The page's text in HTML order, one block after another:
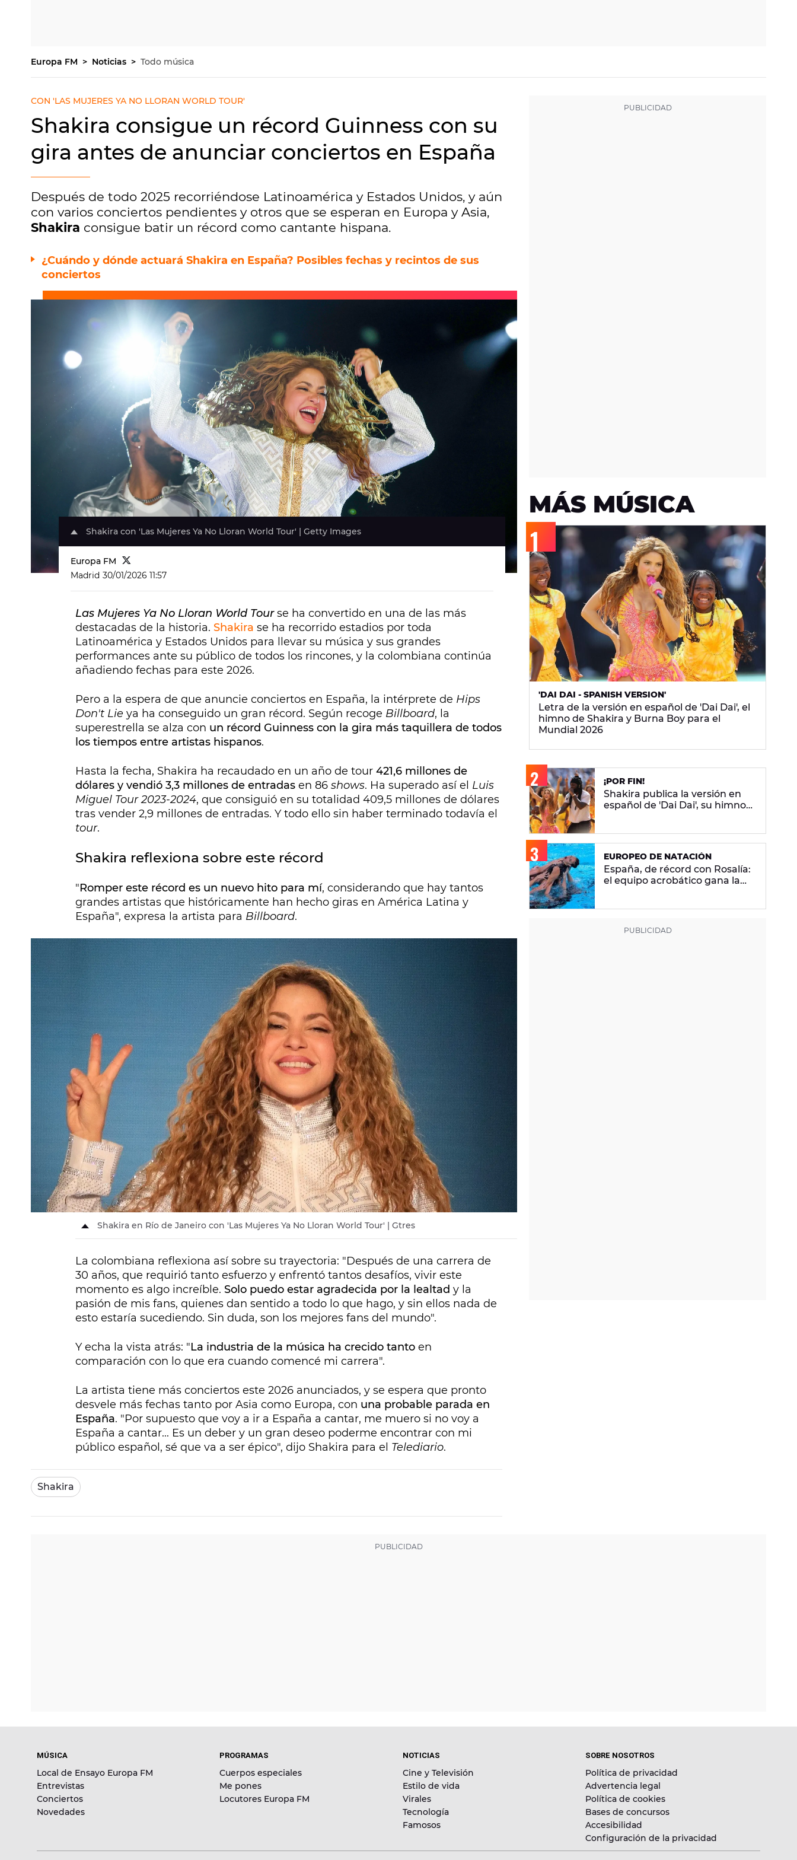
Europa FM Noticias Todo música
CON 'LAS MUJERES YA NO LLORAN WORLD TOUR'
Shakira consigue un récord Guinness con su
gira antes de anunciar conciertos en España
Después de todo 2025 recorriéndose Latinoamérica y Estados Unidos, y aún
con varios conciertos pendientes y otros que se esperan en Europa y Asia,
Shakira consigue batir un récord como cantante hispana.
¿Cuándo y dónde actuará Shakira en España? Posibles fechas y recintos de sus
conciertos
Shakira con 'Las Mujeres Ya No Lloran World Tour' | Getty Images
Europa FM
Madrid 30/01/2026 11:57
Las Mujeres Ya No Lloran World Tourse ha convertido en una de las más
destacadas de la historia. Shakira se ha recorrido estadios por toda
Latinoamérica y Estados Unidos para llevar su música y sus grandes
performances ante su público de todos los rincones, y la colombiana continúa
añadiendo fechas para este 2026.
Pero a la espera de que anuncie conciertos en España, la intérprete de Hips
Don't Lie ya ha conseguido un gran récord. Según recoge Billboard, la
superestrella se alza con un récord Guinness con la gira más taquillera de todos
los tiempos entre artistas hispanos.
Hasta la fecha, Shakira ha recaudado en un año de tour 421,6 millones de
dólares y vendió 3,3 millones de entradas en 86 shows. Ha superado así el Luis
Miguel Tour 2023-2024, que consiguió en su totalidad 409,5 millones de dólares
tras vender 2,9 millones de entradas. Y todo ello sin haber terminado todavía el
tour.
Shakira reflexiona sobre este récord
"Romper este récord es un nuevo hito para mí, considerando que hay tantos
grandes artistas que históricamente han hecho giras en América Latina y
España", expresa la artista para Billboard.
Shakira en Río de Janeiro con 'Las Mujeres Ya No Lloran World Tour' | Gtres
La colombiana reflexiona así sobre su trayectoria: "Después de una carrera de
30 años, que requirió tanto esfuerzo y enfrentó tantos desafíos, vivir este
momento es algo increíble. Solo puedo estar agradecida por la lealtad y la
pasión de mis fans, quienes dan sentido a todo lo que hago, y sin ellos nada de
esto estaría sucediendo. Sin duda, son los mejores fans del mundo".
Y echa la vista atrás: "La industria de la música ha crecido tanto en
comparación con lo que era cuando comencé mi carrera".
La artista tiene más conciertos este 2026 anunciados, y se espera que pronto
desvele más fechas tanto por Asia como Europa, con una probable parada en
España. "Por supuesto que voy a ir a España a cantar, me muero si no voy a
España a cantar... Es un deber y un gran deseo poderme encontrar con mi
público español, sé que va a ser épico", dijo Shakira para el Telediario.
Shakira
MÁS MÚSICA
'DAI DAI - SPANISH VERSION'
Letra de la versión en español de 'Dai Dai', el
himno de Shakira y Burna Boy para el
Mundial 2026
¡POR FIN!
Shakira publica la versión en
español de 'Dai Dai', su himno
EUROPEO DE NATACIÓN
España, de récord con Rosalía:
el equipo acrobático gana la
MÚSICA
Local de Ensayo Europa FM
Entrevistas
Conciertos
Novedades
PROGRAMAS
Cuerpos especiales
Me pones
Locutores Europa FM
NOTICIAS
Cine y Televisión
Estilo de vida
Virales
Tecnología
Famosos
SOBRE NOSOTROS
Política de privacidad
Advertencia legal
Política de cookies
Bases de concursos
Accesibilidad
Configuración de la privacidad